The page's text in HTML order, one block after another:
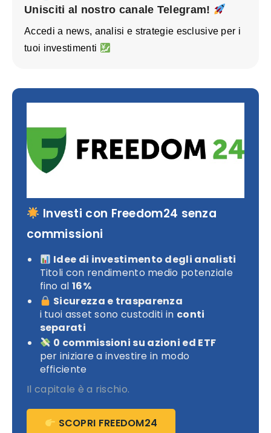
Unisciti al nostro canale Telegram!
Accedi a news, analisi e strategie esclusive per i
tuoi investimenti
Investi con Freedom24 senza
commissioni
Idee di investimento degli analisti
Titoli con rendimento medio potenziale
fino al 16%
Sicurezza e trasparenza
i tuoi asset sono custoditi in conti
separati
0 commissioni su azioni ed ETF
per iniziare a investire in modo
efficiente
Il capitale è a rischio.
SCOPRI FREEDOM24